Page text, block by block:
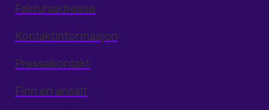
Fakturaadresse
Kontaktinformasjon
Pressekontakt
Finn en ansatt